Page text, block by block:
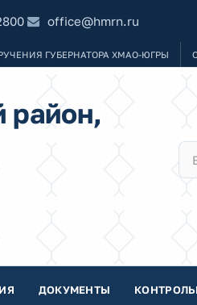
office@hmrn.ru
ГУБЕРНАТОРА ХМАО-ЮГРЫ
район,
ДОКУМЕНТЫ